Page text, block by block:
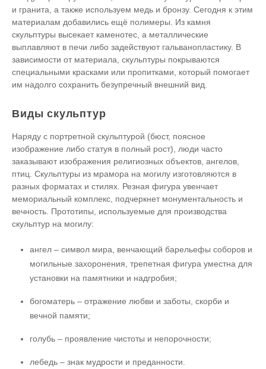
и гранита, а также используем медь и бронзу. Сегодня к этим
материалам добавились ещё полимеры. Из камня
скульптуры высекает каменотес, а металлические
выплавляют в печи либо задействуют гальванопластику. В
зависимости от материала, скульптуры покрываются
специальными красками или пропитками, который помогает
им надолго сохранить безупречный внешний вид.
Виды скульптур
Наряду с портретной скульптурой (бюст, поясное
изображение либо статуя в полный рост), люди часто
заказывают изображения религиозных объектов, ангелов,
птиц. Скульптуры из мрамора на могилу изготовляются в
разных форматах и стилях. Резная фигура увенчает
мемориальный комплекс, подчеркнет монументальность и
вечность. Прототипы, используемые для производства
скульптур на могилу:
ангел – символ мира, венчающий барельефы соборов и
могильные захоронения, трепетная фигура уместна для
установки на памятники и надгробия;
богоматерь – отражение любви и заботы, скорби и
вечной памяти;
голубь – проявление чистоты и непорочности;
лебедь – знак мудрости и преданности.